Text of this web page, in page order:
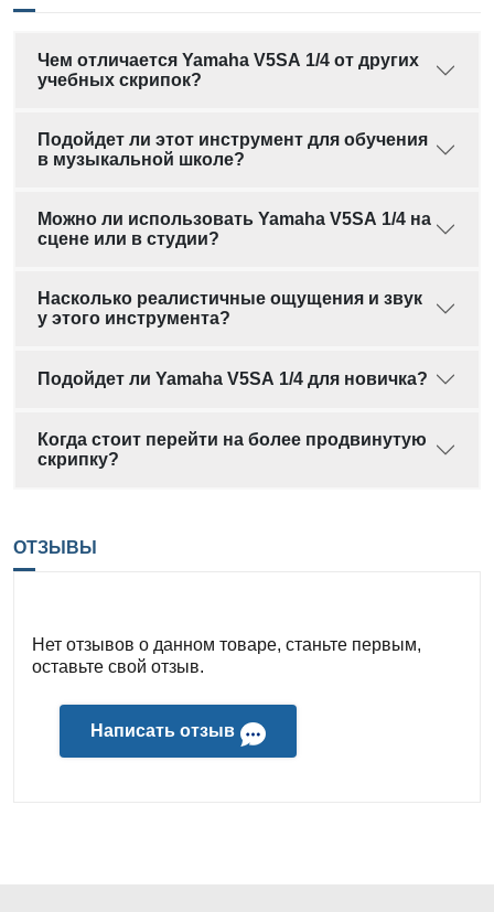
Чем отличается Yamaha V5SA 1/4 от других
учебных скрипок?
Подойдет ли этот инструмент для обучения
в музыкальной школе?
Можно ли использовать Yamaha V5SA 1/4 на
сцене или в студии?
Насколько реалистичные ощущения и звук
у этого инструмента?
Подойдет ли Yamaha V5SA 1/4 для новичка?
Когда стоит перейти на более продвинутую
скрипку?
ОТЗЫВЫ
Нет отзывов о данном товаре, станьте первым,
оставьте свой отзыв.
Написать отзыв